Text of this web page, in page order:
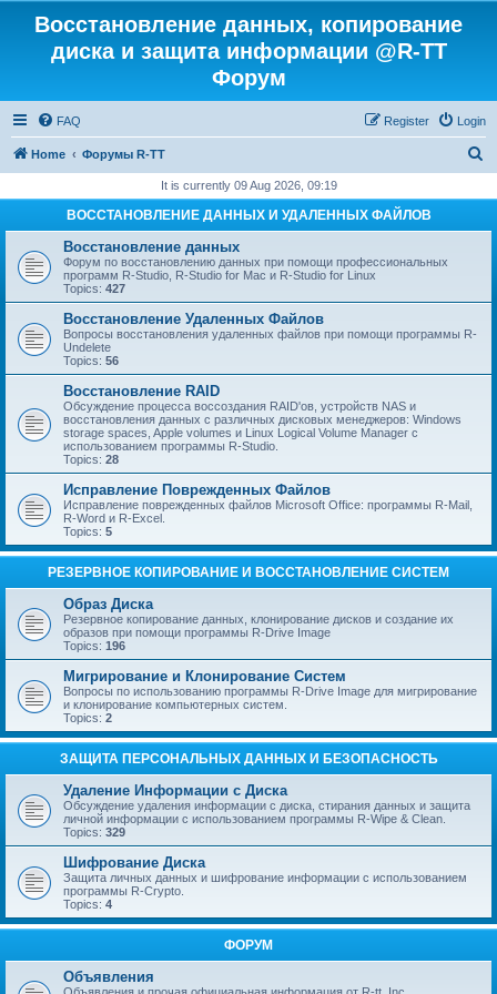
Восстановление данных, копирование
диска и защита информации @R-TT
Форум
FAQ Login
Register
Home Форумы R-TT
r
It is currently 09 Aug 2026, 09:19
ВОССТАНОВЛЕНИЕ ДАННЫХ И УДАЛЕННЫХ ФАЙЛОВ
Восстановление данных
Форум по восстановлению данных при помощи профессиональных
программ R-Studio, R-Studio for Mac и R-Studio for Linux
Topics: 427
Восстановление Удаленных Файлов
Вопросы восстановления удаленных файлов при помощи программы R-
Undelete
Topics: 56
Восстановление RAID
Обсуждение процесса воссоздания RAID'ов, устройств NAS и
восстановления данных с различных дисковых менеджеров: Windows
storage spaces, Apple volumes и Linux Logical Volume Manager с
использованием программы R-Studio.
Topics: 28
Исправление Поврежденных Файлов
Исправление поврежденных файлов Microsoft Office: программы R-Mail,
R-Word и R-Excel.
Topics: 5
РЕЗЕРВНОЕ КОПИРОВАНИЕ И ВОССТАНОВЛЕНИЕ СИСТЕМ
Образ Диска
Резервное копирование данных, клонирование дисков и создание их
образов при помощи программы R-Drive Image
Topics: 196
Мигрирование и Клонирование Систем
Вопросы по использованию программы R-Drive Image для мигрирование
и клонирование компьютерных систем.
Topics: 2
ЗАЩИТА ПЕРСОНАЛЬНЫХ ДАННЫХ И БЕЗОПАСНОСТЬ
Удаление Информации с Диска
Обсуждение удаления информации с диска, стирания данных и защита
личной информации с использованием программы R-Wipe & Clean.
Topics: 329
Шифрование Диска
Защита личных данных и шифрование информации с использованием
программы R-Crypto.
Topics: 4
ФОРУМ
Объявления